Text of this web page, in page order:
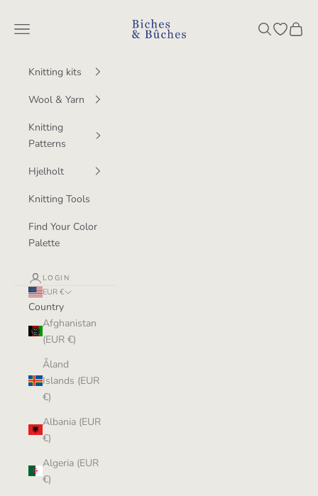
BichesetBuches
Navigation menu SearchOpen
Cart
Knitting kits
Wool & Yarn
Knitting
Patterns
Hjelholt
Knitting Tools
Find Your Color
Palette
LOGIN
EUR €
Country
Afghanistan
(EUR €)
Åland
Islands (EUR
€)
Albania (EUR
€)
Algeria (EUR
€)